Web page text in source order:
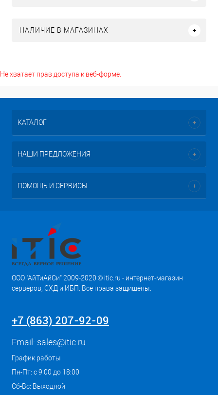
НАЛИЧИЕ В МАГАЗИНАХ
Не хватает прав доступа к веб-форме.
КАТАЛОГ
НАШИ ПРЕДЛОЖЕНИЯ
ПОМОЩЬ И СЕРВИСЫ
ООО "АйТиАйСи" 2009-2020 © itic.ru - интернет-магазин
серверов, СХД и ИБП. Все права защищены.
+7 (863) 207-92-09
Email: sales@itic.ru
График работы
Пн-Пт: с 9:00 до 18:00
Сб-Вс: Выходной